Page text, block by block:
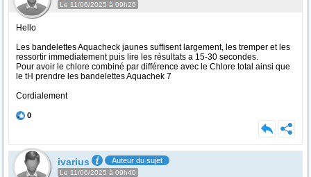
Le 11/06/2025 à 09h26
Hello
Les bandelettes Aquacheck jaunes suffisent largement, les tremper et les
ressortir immediatement puis lire les résultats a 15-30 secondes.
Pour avoir le chlore combiné par différence avec le Chlore total ainsi que
le tH prendre les bandelettes Aquachek 7
Cordialement
0
ivarius Auteur du sujet
Le 11/06/2025 à 09h40